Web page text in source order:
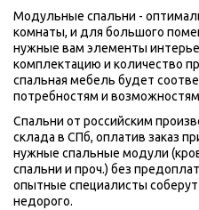
Модульные спальни -
комнаты, и для большого
нужные вам элементы
комплектацию и количество
спальная мебель будет
потребностям и
Спальни от российским
склада в СПб, оплатив заказ
нужные спальные модули
спальни и проч.) без
опытные специалисты
недорого.